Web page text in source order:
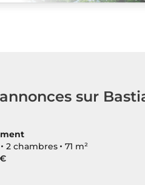
sur
2 chambres
71 m²